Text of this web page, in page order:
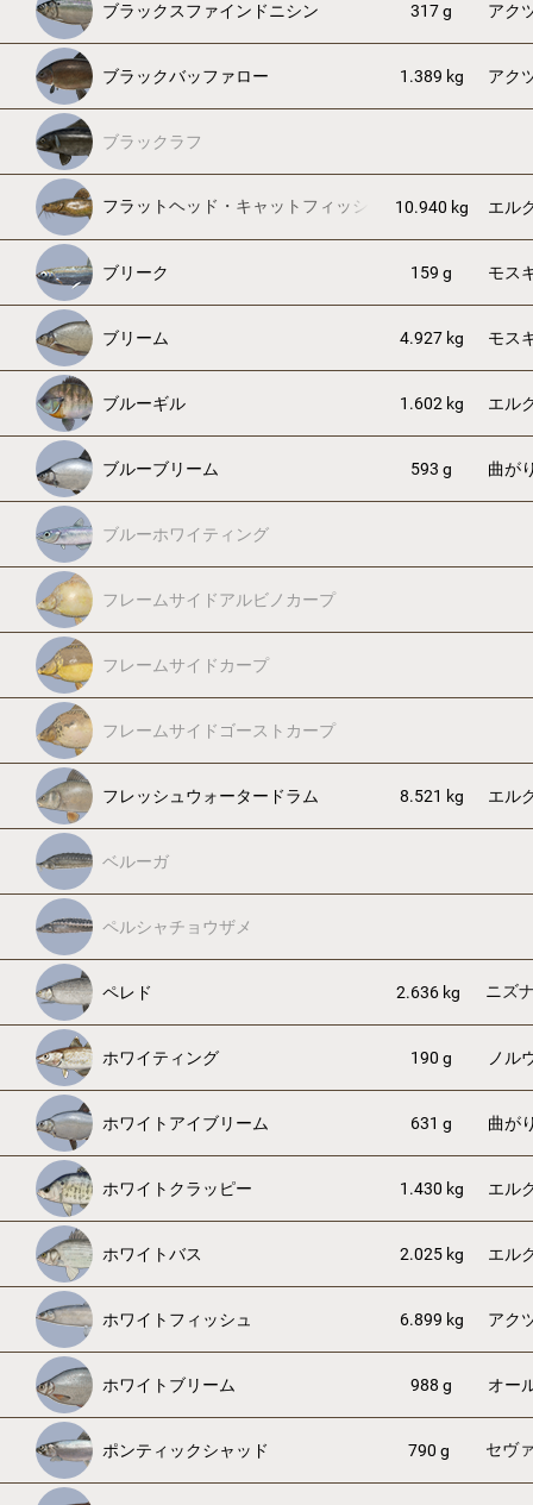
ブラックスファインドニシン 317 g アク
ブラックバッファロー 1.389 kg アク
ブラックラフ
フラットヘッド・キャットフィッシュ 10.940 kg エル
ブリーク 159 g モス
ブリーム 4.927 kg モス
ブルーギル 1.602 kg エル
ブルーブリーム 593 g 曲が
ブルーホワイティング
フレームサイドアルビノカープ
フレームサイドカープ
フレームサイドゴーストカープ
フレッシュウォータードラム 8.521 kg エル
ベルーガ
ペルシャチョウザメ
ペレド 2.636 kg ニズ
ホワイティング 190 g ノル
ホワイトアイブリーム 631 g 曲が
ホワイトクラッピー 1.430 kg エル
ホワイトバス 2.025 kg エル
ホワイトフィッシュ 6.899 kg アク
ホワイトブリーム 988 g オー
ポンティックシャッド 790 g セヴ